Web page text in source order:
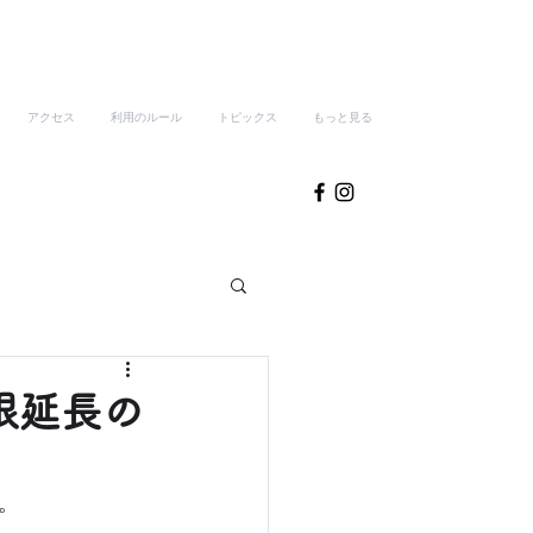
アクセス 利用のルール トピックス もっと見る
延長の